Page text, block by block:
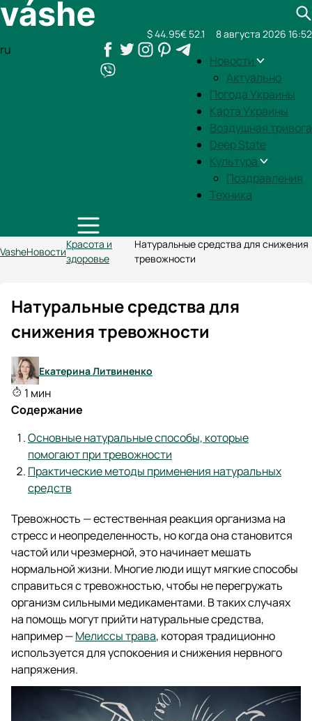
ru
Новости
Актуально
Погода Украины
Карта Украины
Воздушная тривога
Deep State
Культура
Поздравления
Техника
$ 44.95€ 52.1 8 августа 2026 16:52
VasheНовости
Красота и
здоровье
Натуральные средства для снижения
тревожности
Натуральные средства для
снижения тревожности
Екатерина Литвиненко
1 мин
Содержание
Основные натуральные способы, которые
помогают при тревожности
Практические методы применения натуральных
средств
Тревожность — естественная реакция организма на
стресс и неопределенность, но когда она становится
частой или чрезмерной, это начинает мешать
нормальной жизни. Многие люди ищут мягкие способы
справиться с тревожностью, чтобы не перегружать
организм сильными медикаментами. В таких случаях
на помощь могут прийти натуральные средства,
например —Мелиссы трава, которая традиционно
используется для успокоения и снижения нервного
напряжения.